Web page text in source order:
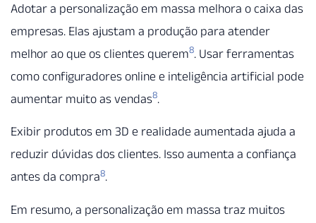
Adotar a personalização em massa melhora o caixa das
empresas. Elas ajustam a produção para atender
melhor ao que os clientes querem8. Usar ferramentas
como configuradores online e inteligência artificial pode
aumentar muito as vendas8.
Exibir produtos em 3D e realidade aumentada ajuda a
reduzir dúvidas dos clientes. Isso aumenta a confiança
antes da compra8.
Em resumo, a personalização em massa traz muitos